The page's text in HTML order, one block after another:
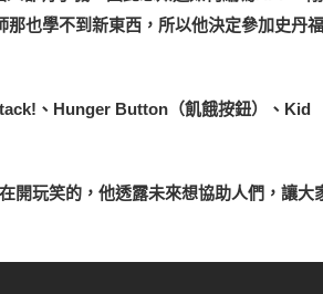
也學不到新東西，所以他決定參加史丹
、Hunger Button（飢餓按鈕）、Kid
開玩笑的，他透露未來想協助人們，讓大